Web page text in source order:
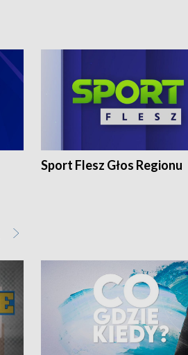
Sport Flesz Głos Regionu